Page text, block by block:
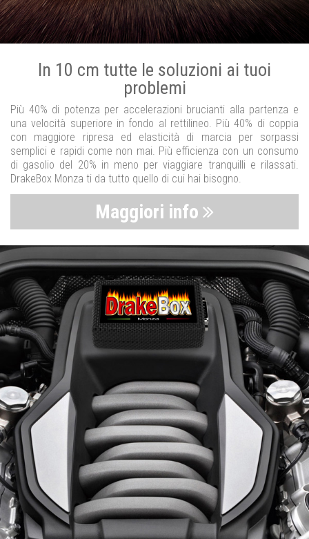
In 10 cm tutte le soluzioni ai tuoi
problemi
Più 40% di potenza per accelerazioni brucianti alla partenza e
una velocità superiore in fondo al rettilineo. Più 40% di coppia
con maggiore ripresa ed elasticità di marcia per sorpassi
semplici e rapidi come non mai. Più efficienza con un consumo
di gasolio del 20% in meno per viaggiare tranquilli e rilassati.
DrakeBox Monza ti da tutto quello di cui hai bisogno.
Maggiori info